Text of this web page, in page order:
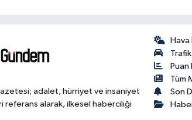
adalet, hürriyet ve insaniyet
referans alarak, ilkesel haberciliği
Hava
Puan
Tüm
Son